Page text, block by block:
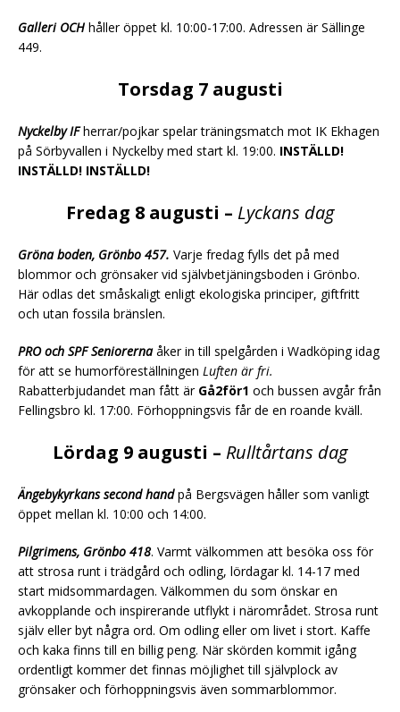
Galleri OCH håller öppet kl. 10:00-17:00. Adressen är Sällinge
449.
Torsdag 7 augusti
Nyckelby IFherrar/pojkar spelar träningsmatch mot IK Ekhagen
på Sörbyvallen i Nyckelby med start kl. 19:00. INSTÄLLD!
INSTÄLLD! INSTÄLLD!
Fredag 8 augusti – Lyckans dag
Gröna boden, Grönbo 457. Varje fredag fylls det på med
blommor och grönsaker vid självbetjäningsboden i Grönbo.
Här odlas det småskaligt enligt ekologiska principer, giftfritt
och utan fossila bränslen.
PRO och SPF Seniorernaåker in till spelgården i Wadköping idag
för att se humorföreställningen Luften är fri.
Rabatterbjudandet man fått är Gå2för1 och bussen avgår från
Fellingsbro kl. 17:00. Förhoppningsvis får de en roande kväll.
Lördag 9 augusti – Rulltårtans dag
Ängebykyrkans second handpå Bergsvägen håller som vanligt
öppet mellan kl. 10:00 och 14:00.
Pilgrimens, Grönbo 418. Varmt välkommen att besöka oss för
att strosa runt i trädgård och odling, lördagar kl. 14-17 med
start midsommardagen. Välkommen du som önskar en
avkopplande och inspirerande utflykt i närområdet. Strosa runt
själv eller byt några ord. Om odling eller om livet i stort. Kaffe
och kaka finns till en billig peng. När skörden kommit igång
ordentligt kommer det finnas möjlighet till självplock av
grönsaker och förhoppningsvis även sommarblommor.